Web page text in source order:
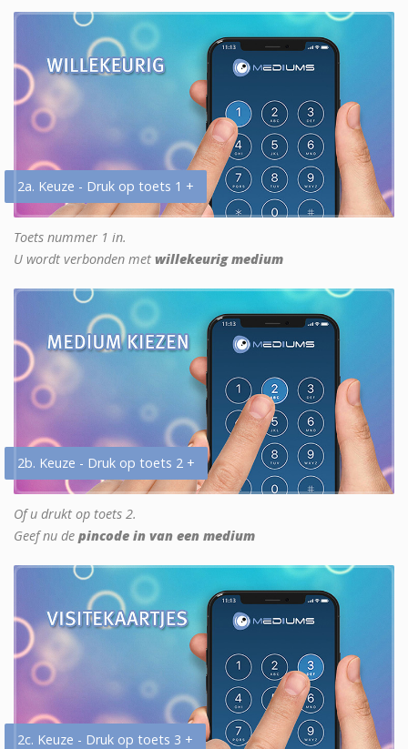
2a. Keuze - Druk op toets 1 +
Toets nummer 1 in.
U wordt verbonden met willekeurig medium
2b. Keuze - Druk op toets 2 +
Of u drukt op toets 2.
Geef nu de pincode in van een medium
2c. Keuze - Druk op toets 3 +